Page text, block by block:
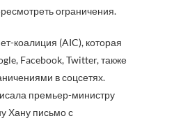
ограничения.
коалиция (AIC), которая
Facebook, Twitter, также
в соцсетях.
премьер-министру
Хану письмо с